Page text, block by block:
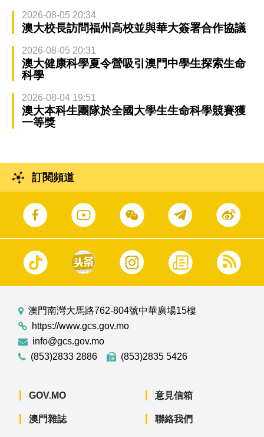
2026-08-05 20:34
澳大校長訪問福州高校並與華大簽署合作協議
2026-08-05 20:31
澳大健康科學夏令營吸引澳門中學生探索生命
科學
2026-08-04 19:51
澳大本科生團隊於全國大學生生命科學競賽獲
一等獎
訂閱頻道
澳門南灣大馬路762-804號中華廣場15樓
https://www.gcs.gov.mo
info@gcs.gov.mo
(853)2833 2886
(853)2835 5426
GOV.MO
澳門雜誌
意見信箱
聯絡我們